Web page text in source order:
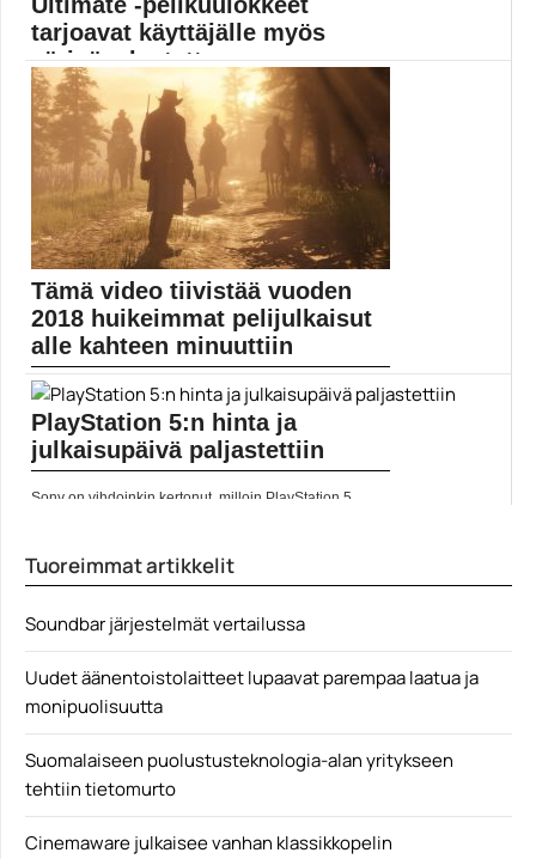
tarjoavat käyttäjälle myös
värinäpalautetta
Razerin uusimpien pelikuulokkeiden Ultimate-version
erikoisuus on haptinen värähtely,...
langattomat kuulokkeet
Tämä video tiivistää vuoden
2018 huikeimmat pelijulkaisut
alle kahteen minuuttiin
Malcolm Klockin pelivideo tiivistää kuluneen vuoden
pelimaailman huippuhetket...
Pelit
PlayStation 5:n hinta ja
julkaisupäivä paljastettiin
Sony on vihdoinkin kertonut, milloin PlayStation 5
Tuoreimmat artikkelit
Soundbar järjestelmät vertailussa
Uudet äänentoistolaitteet lupaavat parempaa laatua ja
monipuolisuutta
Suomalaiseen puolustusteknologia-alan yritykseen
tehtiin tietomurto
Cinemaware julkaisee vanhan klassikkopelin